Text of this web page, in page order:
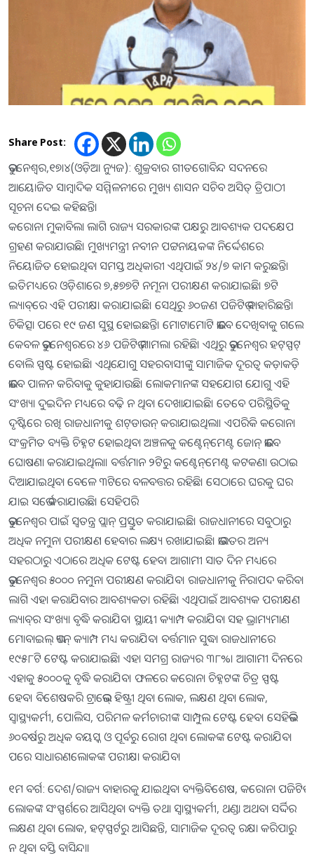
Share Post:
ଭୁବନେଶ୍ୱର,୧୭।୪(ଓଡ଼ିଆ ନ୍ୟୁଜ): ଶୁକ୍ରବାର ଗୀତଗୋବିନ୍ଦ ସଦନରେ
ଆୟୋଜିତ ସାମ୍ବାଦିକ ସମ୍ମିଳନୀରେ ମୁଖ୍ୟ ଶାସନ ସଚିବ ଅସିତ୍‌ ତ୍ରିପାଠୀ
ସୂଚନା ଦେଇ କହିଛନ୍ତି।
କରୋନା ମୁକାବିଲା ଲାଗି ରାଜ୍ୟ ସରକାରଙ୍କ ପକ୍ଷରୁ ଆବଶ୍ୟକ ପଦକ୍ଷେପ
ଗ୍ରହଣ କରାଯାଉଛି। ମୁଖ୍ୟମନ୍ତ୍ରୀ ନବୀନ ପଟ୍ଟନାୟକଙ୍କ ନିର୍ଦ୍ଦେଶରେ
ନିୟୋଜିତ ହୋଇଥିବା ସମସ୍ତ ଅଧିକାରୀ ଏଥିପାଇଁ ୨୪/୭ କାମ କରୁଛନ୍ତି।
ଇତିମଧ୍ୟରେ ଓଡ଼ିଶାରେ ୭,୫୭୭ଟି ନମୂନା ପରୀକ୍ଷଣ କରାଯାଇଛି। ୭ଟି
ଲ୍ୟାବ୍‌ରେ ଏହି ପରୀକ୍ଷା କରାଯାଇଛି। ସେଥିରୁ ୬୦ଜଣ ପଜିଟିଭ୍‌ ବାହାରିଛନ୍ତି।
ଚିକିତ୍ସା ପରେ ୧୯ ଜଣ ସୁସ୍ଥ ହୋଇଛନ୍ତି। ମୋଟାମୋଟି ଭାବେ ଦେଖିବାକୁ ଗଲେ
କେବଳ ଭୁବନେଶ୍ୱରରେ ୪୬ ପଜିଟିଭ୍‌ ମାମଲା ରହିଛି। ଏଥିରୁ ଭୁବନେଶ୍ୱର ହଟ୍‌ସ୍ପଟ୍‌
ବୋଲି ସ୍ପଷ୍ଟ ହୋଇଛି। ଏଥିଯୋଗୁ ସହରବାସୀଙ୍କୁ ସାମାଜିକ ଦୂରତ୍ୱ କଡ଼ାକଡ଼ି
ଭାବେ ପାଳନ କରିବାକୁ କୁହାଯାଉଛି। ଲୋକମାନଙ୍କ ସହଯୋଗ ଯୋଗୁ ଏହି
ସଂଖ୍ୟା ଦୁଇଦିନ ମଧ୍ୟରେ ବଢ଼ି ନ ଥିବା ଦେଖାଯାଇଛି। ତେବେ ପରିସ୍ଥିତିକୁ
ଦୃଷ୍ଟିରେ ରଖି ରାଜଧାନୀକୁ ଶଟ୍‌ଡାଉନ୍‌ କରାଯାଇଥିଲା। ଏପରିକି କରୋନା
ସଂକ୍ରମିତ ବ୍ୟକ୍ତି ଚିହ୍ନଟ ହୋଇଥିବା ଅଞ୍ଚଳକୁ କଣ୍ଟେନ୍‌ମେଣ୍ଟ ଜୋନ୍‌ ଭାବେ
ଘୋଷଣା କରାଯାଇଥିଲା। ବର୍ତ୍ତମାନ ୨ଟିରୁ କଣ୍ଟେନ୍‌ମେଣ୍ଟ କଟକଣା ଉଠାଇ
ଦିଆଯାଇଥିବା ବେଳେ ୩ଟିରେ ବଳବତ୍ତର ରହିଛି। ସେଠାରେ ଘରକୁ ଘର
ଯାଇ ସର୍ଭେ କରାଯାଉଛି। ସେହିପରି
ଭୁବନେଶ୍ୱର ପାଇଁ ସ୍ବତନ୍ତ୍ର ପ୍ଲାନ୍‌ ପ୍ରସ୍ତୁତ କରାଯାଇଛି। ରାଜଧାନୀରେ ସବୁଠାରୁ
ଅଧିକ ନମୁନା ପରୀକ୍ଷଣ ହେବାର ଲକ୍ଷ୍ୟ ରଖାଯାଇଛି। ଭାରତର ଅନ୍ୟ
ସହରଠାରୁ ଏଠାରେ ଅଧିକ ଟେଷ୍ଟ ହେବ। ଆଗାମୀ ସାତ ଦିନ ମଧ୍ୟରେ
ଭୁବନେଶ୍ୱର ୫୦୦୦ ନମୁନା ପରୀକ୍ଷଣ କରାଯିବ। ରାଜଧାନୀକୁ ନିରାପଦ କରିବା
ଲାଗି ଏହା କରାଯିବାର ଆବଶ୍ୟକତା ରହିଛି। ଏଥିପାଇଁ ଆବଶ୍ୟକ ପରୀକ୍ଷଣ
ଲ୍ୟାବ୍‌ର ସଂଖ୍ୟା ବୃଦ୍ଧି କରାଯିବ। ସ୍ଥାୟୀ କ୍ୟାମ୍ପ କରାଯିବା ସହ ଭ୍ରାମ୍ୟମାଣ
ମୋବାଇଲ୍‌ ଭ୍ୟାନ୍‌ କ୍ୟାମ୍ପ ମଧ୍ୟ କରାଯିବ। ବର୍ତ୍ତମାନ ସୁଦ୍ଧା ରାଜଧାନୀରେ
୧୯୫୮ଟି ଟେଷ୍ଟ କରାଯାଇଛି। ଏହା ସମଗ୍ର ରାଜ୍ୟର ୩୮%। ଆଗାମୀ ଦିନରେ
ଏହାକୁ ୫୦୦୦କୁ ବୃଦ୍ଧି କରାଯିବ। ଫଳରେ କରୋନା ଚିହ୍ନଟଙ୍କ ଚିତ୍ର ସ୍ପଷ୍ଟ
ହେବ। ବିଶେଷକରି ଟ୍ରାଭେଲ୍‌ ହିଷ୍ଟ୍ରୀ ଥିବା ଲୋକ, ଲକ୍ଷଣ ଥିବା ଲୋକ,
ସ୍ବାସ୍ଥ୍ୟକର୍ମୀ, ପୋଲିସ, ପରିମଳ କର୍ମଚାରୀଙ୍କ ସାମ୍ପୁଲ ଟେଷ୍ଟ ହେବ। ସେହିଭଳି
୬୦ବର୍ଷରୁ ଅଧିକ ବୟସ୍କ ଓ ପୂର୍ବରୁ ରୋଗ ଥିବା ଲୋକଙ୍କ ଟେଷ୍ଟ କରାଯିବ।
ପରେ ସାଧାରଣଲୋକଙ୍କ ପରୀକ୍ଷା କରାଯିବ।
୧ମ ବର୍ଗ: ଦେଶ/ରାଜ୍ୟ ବାହାରକୁ ଯାଇଥିବା ବ୍ୟକ୍ତିବିଶେଷ, କରୋନା ପଜିଟିଭ
ଲୋକଙ୍କ ସଂସ୍ପର୍ଶରେ ଆସିଥିବା ବ୍ୟକ୍ତି ତଥା ସ୍ବାସ୍ଥ୍ୟକର୍ମୀ, ଥଣ୍ଡା ଅଥବା ସର୍ଦ୍ଦିର
ଲକ୍ଷଣ ଥିବା ଲୋକ, ହଟ୍‌ସ୍ପର୍ଟରୁ ଆସିଛନ୍ତି, ସାମାଜିକ ଦୂରତ୍ୱ ରକ୍ଷା କରିପାରୁ
ନ ଥିବା ବସ୍ତି ବାସିନ୍ଦା।